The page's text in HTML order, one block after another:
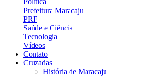
Política
Prefeitura Maracaju
PRF
Saúde e Ciência
Tecnologia
Vídeos
Contato
Cruzadas
História de Maracaju